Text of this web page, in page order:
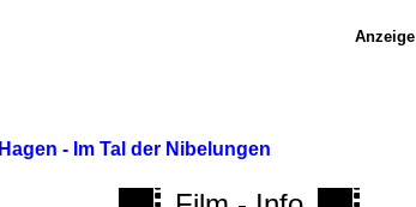
Hagen - Im Tal der Nibelungen
Anzeige